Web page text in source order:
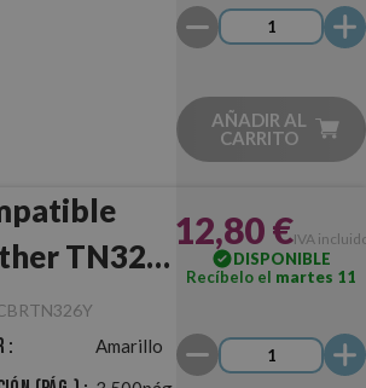
AÑADIR AL
CARRITO
TN326
: Amarillo
12,80 €IVA
DISPONIBLE
Recíbelo el martes 11